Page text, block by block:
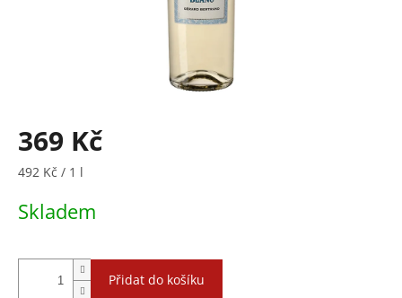
369 Kč
Měrná
492 Kč / 1 l
Skladem
Přidat do košíku